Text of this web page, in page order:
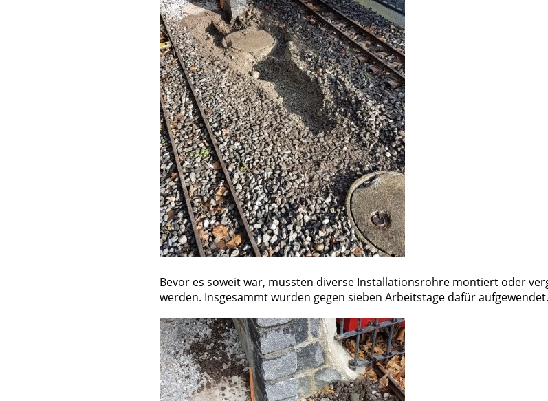
Bevor es soweit war, mussten diverse Installationsrohre montiert oder
werden. Insgesammt wurden gegen sieben Arbeitstage dafür aufgewendet.